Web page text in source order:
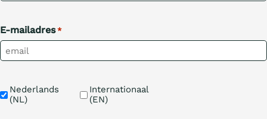
E-mailadres *
TaalNederlands
(NL)
Internationaal
(EN)